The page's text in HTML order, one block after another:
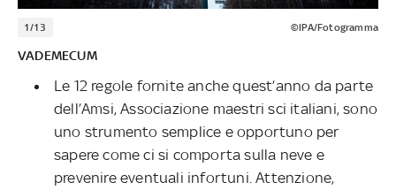
1/13 ©IPA/Fotogramma
VADEMECUM
Le 12 regole fornite anche quest’anno da parte
dell’Amsi, Associazione maestri sci italiani, sono
uno strumento semplice e opportuno per
sapere come ci si comporta sulla neve e
prevenire eventuali infortuni. Attenzione,